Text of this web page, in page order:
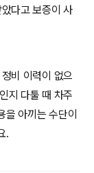
다고 보증이 사
비 이력이 없으
지 다툴 때 차주
아끼는 수단이
.